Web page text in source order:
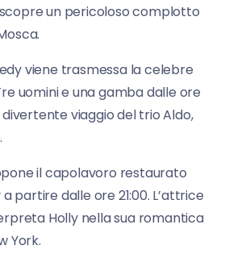
un pericoloso complotto
viene trasmessa la celebre
uomini e una gamba dalle ore
divertente viaggio del trio Aldo,
il capolavoro restaurato
partire dalle ore 21:00. L’attrice
Holly nella sua romantica
York.